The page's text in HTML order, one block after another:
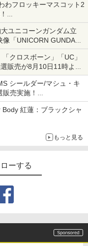
わフロッキーマスコット2
ーなハンサム仕様で登場
ユニコーンガンダム立
「UNICORN GUNDAM
8月22日より限定上映
クロスボーン」「UC」
販売が8月10日11時より
シールダー/マシュ・キ
売実施！
クションウエアβ)」も対
Body 紅蓮：ブラックシャ
もっと見る
ーする